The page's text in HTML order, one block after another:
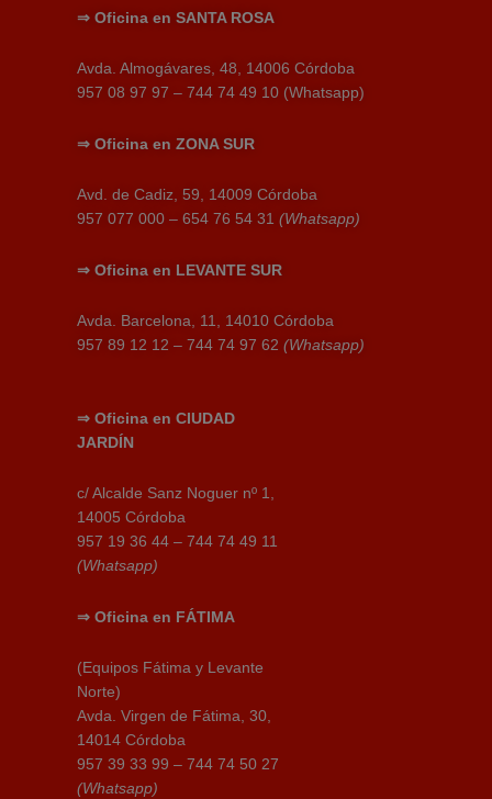
⇒ Oficina en SANTA ROSA
Avda. Almogávares, 48, 14006 Córdoba
957 08 97 97 – 744 74 49 10 (Whatsapp)
⇒ Oficina en ZONA SUR
Avd. de Cadiz, 59, 14009 Córdoba
957 077 000 – 654 76 54 31 (Whatsapp)
⇒ Oficina en LEVANTE SUR
Avda. Barcelona, 11, 14010 Córdoba
957 89 12 12 – 744 74 97 62 (Whatsapp)
⇒ Oficina en CIUDAD
JARDÍN
c/ Alcalde Sanz Noguer nº 1,
14005 Córdoba
957 19 36 44 – 744 74 49 11
(Whatsapp)
⇒ Oficina en FÁTIMA
(Equipos Fátima y Levante
Norte)
Avda. Virgen de Fátima, 30,
14014 Córdoba
957 39 33 99 – 744 74 50 27
(Whatsapp)